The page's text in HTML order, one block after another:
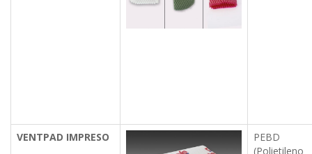
VENTPAD IMPRESO
PEBD
(Polietileno